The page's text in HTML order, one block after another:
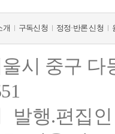
개 구독신청 정정·반론 신청
시 중구
발행.편집